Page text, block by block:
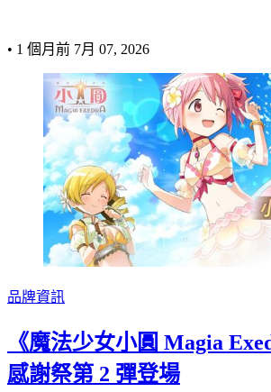
• 1 個月前 7月 07, 2026
品牌資訊
《魔法少女小圓 Magia
感謝祭第 2 彈登場